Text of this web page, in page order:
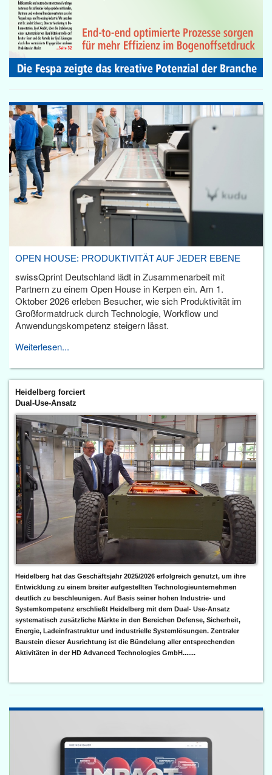
OPEN HOUSE: PRODUKTIVITÄT AUF JEDER EBENE
swissQprint Deutschland lädt in Zusammenarbeit mit
Partnern zu einem Open House in Kerpen ein. Am 1.
Oktober 2026 erleben Besucher, wie sich Produktivität im
Großformatdruck durch Technologie, Workflow und
Anwendungskompetenz steigern lässt.
Weiterlesen...
Heidelberg forciert
Dual-Use-Ansatz
Heidelberg hat das Geschäftsjahr 2025/2026 erfolgreich genutzt, um ihre
Entwicklung zu einem breiter aufgestellten Technologieunternehmen
deutlich zu beschleunigen. Auf Basis seiner hohen Industrie- und
Systemkompetenz erschließt Heidelberg mit dem Dual- Use-Ansatz
systematisch zusätzliche Märkte in den Bereichen Defense, Sicherheit,
Energie, Ladeinfrastruktur und industrielle Systemlösungen. Zentraler
Baustein dieser Ausrichtung ist die Bündelung aller entsprechenden
Aktivitäten in der HD Advanced Technologies GmbH.......